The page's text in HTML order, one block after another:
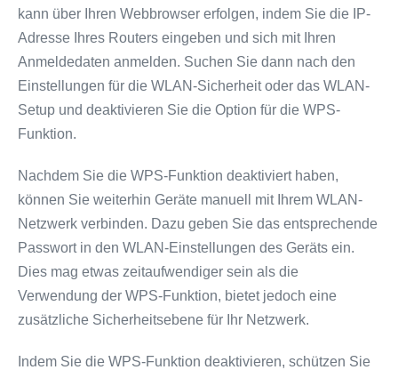
kann über Ihren Webbrowser erfolgen, indem Sie die IP-
Adresse Ihres Routers eingeben und sich mit Ihren
Anmeldedaten anmelden. Suchen Sie dann nach den
Einstellungen für die WLAN-Sicherheit oder das WLAN-
Setup und deaktivieren Sie die Option für die WPS-
Funktion.
Nachdem Sie die WPS-Funktion deaktiviert haben,
können Sie weiterhin Geräte manuell mit Ihrem WLAN-
Netzwerk verbinden. Dazu geben Sie das entsprechende
Passwort in den WLAN-Einstellungen des Geräts ein.
Dies mag etwas zeitaufwendiger sein als die
Verwendung der WPS-Funktion, bietet jedoch eine
zusätzliche Sicherheitsebene für Ihr Netzwerk.
Indem Sie die WPS-Funktion deaktivieren, schützen Sie